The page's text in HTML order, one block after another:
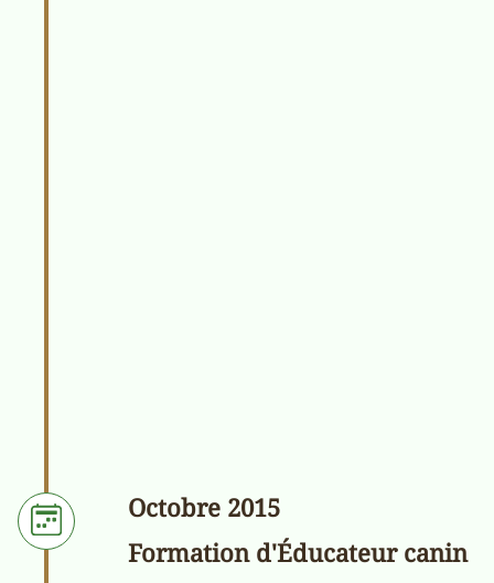
Octobre 2015
Formation d'Éducateur canin